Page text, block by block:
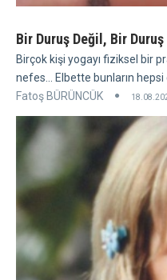
Bir Duruş Değil, Bir
Birçok kişi yogayı fiziksel bir
nefes... Elbette bunların hepsi
Fatoş BÜRÜNCÜK